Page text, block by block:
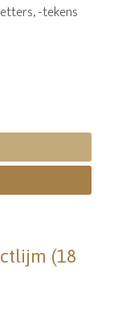
-tekens
(18